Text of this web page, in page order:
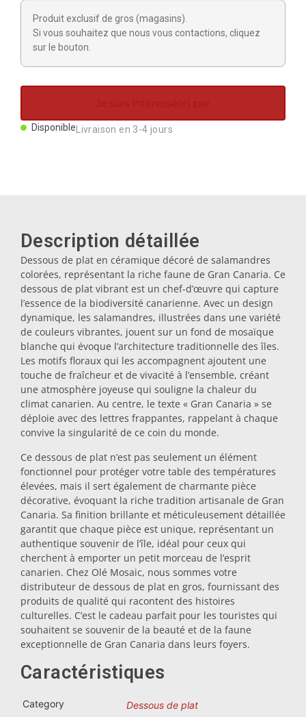
Aimants
Porte-clés
Bouchons
Huiliers
Dessous-de-plat
Verres
Verres à shot
Souvenirs par ville
Souvenirs d'Espagne
Souvenirs du Portugal
Souvenirs personnalisés
La Coruña
Produit exclusif de gros (magasins).
Si vous souhaitez que nous vous contactions, cliquez
sur le bouton.
Je suis intéressé(e) par
DisponibleLivraison en 3-4 jours
Description détaillée
Dessous de plat en céramique décoré de salamandres
colorées, représentant la riche faune de Gran Canaria. Ce
dessous de plat vibrant est un chef-d’œuvre qui capture
l’essence de la biodiversité canarienne. Avec un design
dynamique, les salamandres, illustrées dans une variété
de couleurs vibrantes, jouent sur un fond de mosaïque
blanche qui évoque l’architecture traditionnelle des îles.
Les motifs floraux qui les accompagnent ajoutent une
touche de fraîcheur et de vivacité à l’ensemble, créant
une atmosphère joyeuse qui souligne la chaleur du
climat canarien. Au centre, le texte « Gran Canaria » se
déploie avec des lettres frappantes, rappelant à chaque
convive la singularité de ce coin du monde.
Ce dessous de plat n’est pas seulement un élément
fonctionnel pour protéger votre table des températures
élevées, mais il sert également de charmante pièce
décorative, évoquant la riche tradition artisanale de Gran
Canaria. Sa finition brillante et méticuleusement détaillée
garantit que chaque pièce est unique, représentant un
authentique souvenir de l’île, idéal pour ceux qui
cherchent à emporter un petit morceau de l’esprit
canarien. Chez Olé Mosaic, nous sommes votre
distributeur de dessous de plat en gros, fournissant des
produits de qualité qui racontent des histoires
culturelles. C’est le cadeau parfait pour les touristes qui
souhaitent se souvenir de la beauté et de la faune
exceptionnelle de Gran Canaria dans leurs foyers.
Caractéristiques
Category
Dessous de plat